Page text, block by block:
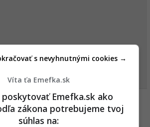
fotkou, je minimálne
Víta ťa Emefka.sk
poskytovať Emefka.sk ako
zákona potrebujeme tvoj
súhlas na:
s nevyhnutnými cookies →